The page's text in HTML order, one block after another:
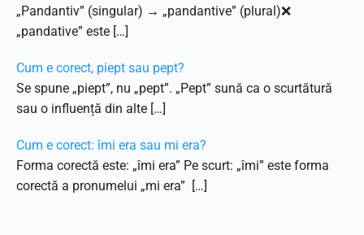
„Pandantiv” (singular) → „pandantive” (plural)❌
„pandative” este […]
Cum e corect, piept sau pept?
Se spune „piept”, nu „pept”. „Pept” sună ca o scurtătură
sau o influență din alte […]
Cum e corect: îmi era sau mi era?
Forma corectă este: „îmi era” Pe scurt: „îmi” este forma
corectă a pronumelui „mi era” […]